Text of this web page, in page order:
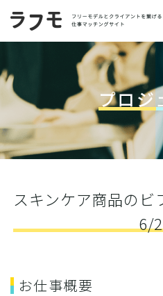
プロジ
スキンケア商品の
6/
お仕事概要